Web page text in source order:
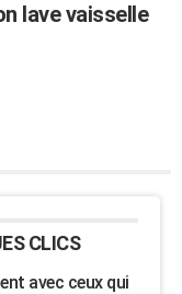
lave vaisselle
CLICS
avec ceux qui